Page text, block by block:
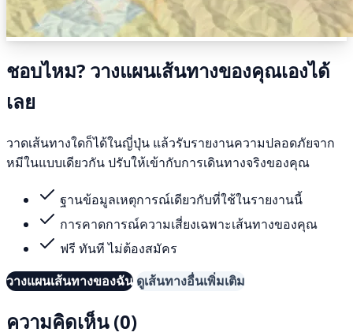
ชอบไหม? วางแผนเส้นทางของคุณเองได้
เลย
วาดเส้นทางใดก็ได้ในญี่ปุ่น แล้วรับรายงานความปลอดภัยจาก
หมีในแบบเดียวกัน ปรับให้เข้ากับการเดินทางจริงของคุณ
ฐานข้อมูลเหตุการณ์เดียวกับที่ใช้ในรายงานนี้
การคาดการณ์ความเสี่ยงเฉพาะเส้นทางของคุณ
ฟรี ทันที ไม่ต้องสมัคร
วางแผนเส้นทางของฉัน ดูเส้นทางอื่นเพิ่มเติม
ความคิดเห็น (0)